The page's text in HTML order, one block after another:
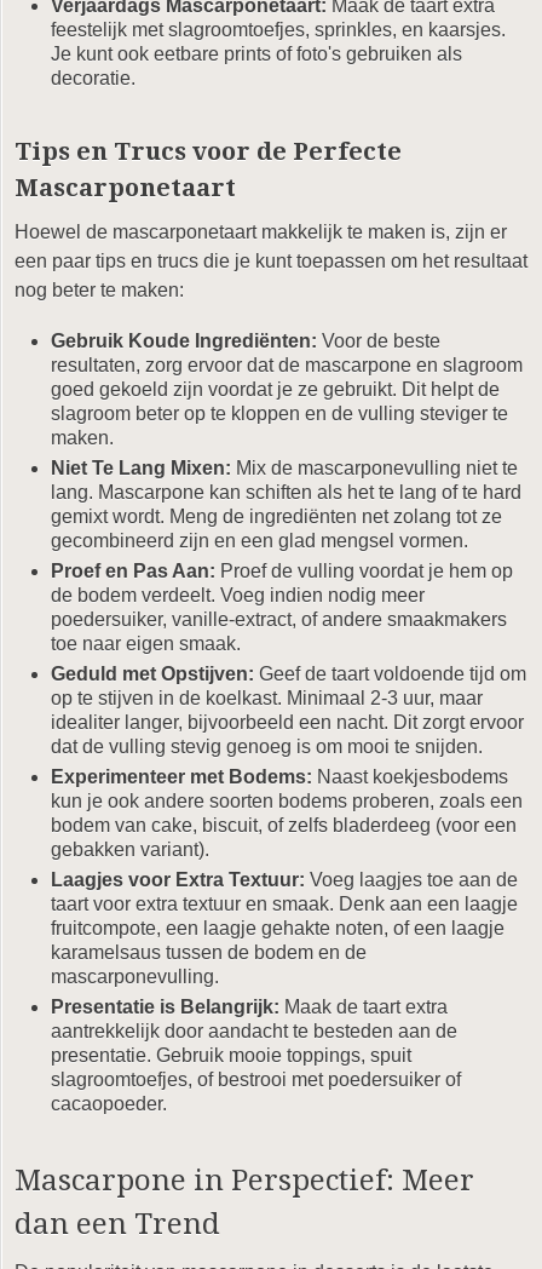
Verjaardags Mascarponetaart: Maak de taart extra
feestelijk met slagroomtoefjes, sprinkles, en kaarsjes.
Je kunt ook eetbare prints of foto's gebruiken als
decoratie.
Tips en Trucs voor de Perfecte
Mascarponetaart
Hoewel de mascarponetaart makkelijk te maken is, zijn er
een paar tips en trucs die je kunt toepassen om het resultaat
nog beter te maken:
Gebruik Koude Ingrediënten: Voor de beste
resultaten, zorg ervoor dat de mascarpone en slagroom
goed gekoeld zijn voordat je ze gebruikt. Dit helpt de
slagroom beter op te kloppen en de vulling steviger te
maken.
Niet Te Lang Mixen: Mix de mascarponevulling niet te
lang. Mascarpone kan schiften als het te lang of te hard
gemixt wordt. Meng de ingrediënten net zolang tot ze
gecombineerd zijn en een glad mengsel vormen.
Proef en Pas Aan: Proef de vulling voordat je hem op
de bodem verdeelt. Voeg indien nodig meer
poedersuiker, vanille-extract, of andere smaakmakers
toe naar eigen smaak.
Geduld met Opstijven: Geef de taart voldoende tijd om
op te stijven in de koelkast. Minimaal 2-3 uur, maar
idealiter langer, bijvoorbeeld een nacht. Dit zorgt ervoor
dat de vulling stevig genoeg is om mooi te snijden.
Experimenteer met Bodems: Naast koekjesbodems
kun je ook andere soorten bodems proberen, zoals een
bodem van cake, biscuit, of zelfs bladerdeeg (voor een
gebakken variant).
Laagjes voor Extra Textuur: Voeg laagjes toe aan de
taart voor extra textuur en smaak. Denk aan een laagje
fruitcompote, een laagje gehakte noten, of een laagje
karamelsaus tussen de bodem en de
mascarponevulling.
Presentatie is Belangrijk: Maak de taart extra
aantrekkelijk door aandacht te besteden aan de
presentatie. Gebruik mooie toppings, spuit
slagroomtoefjes, of bestrooi met poedersuiker of
cacaopoeder.
Mascarpone in Perspectief: Meer
dan een Trend